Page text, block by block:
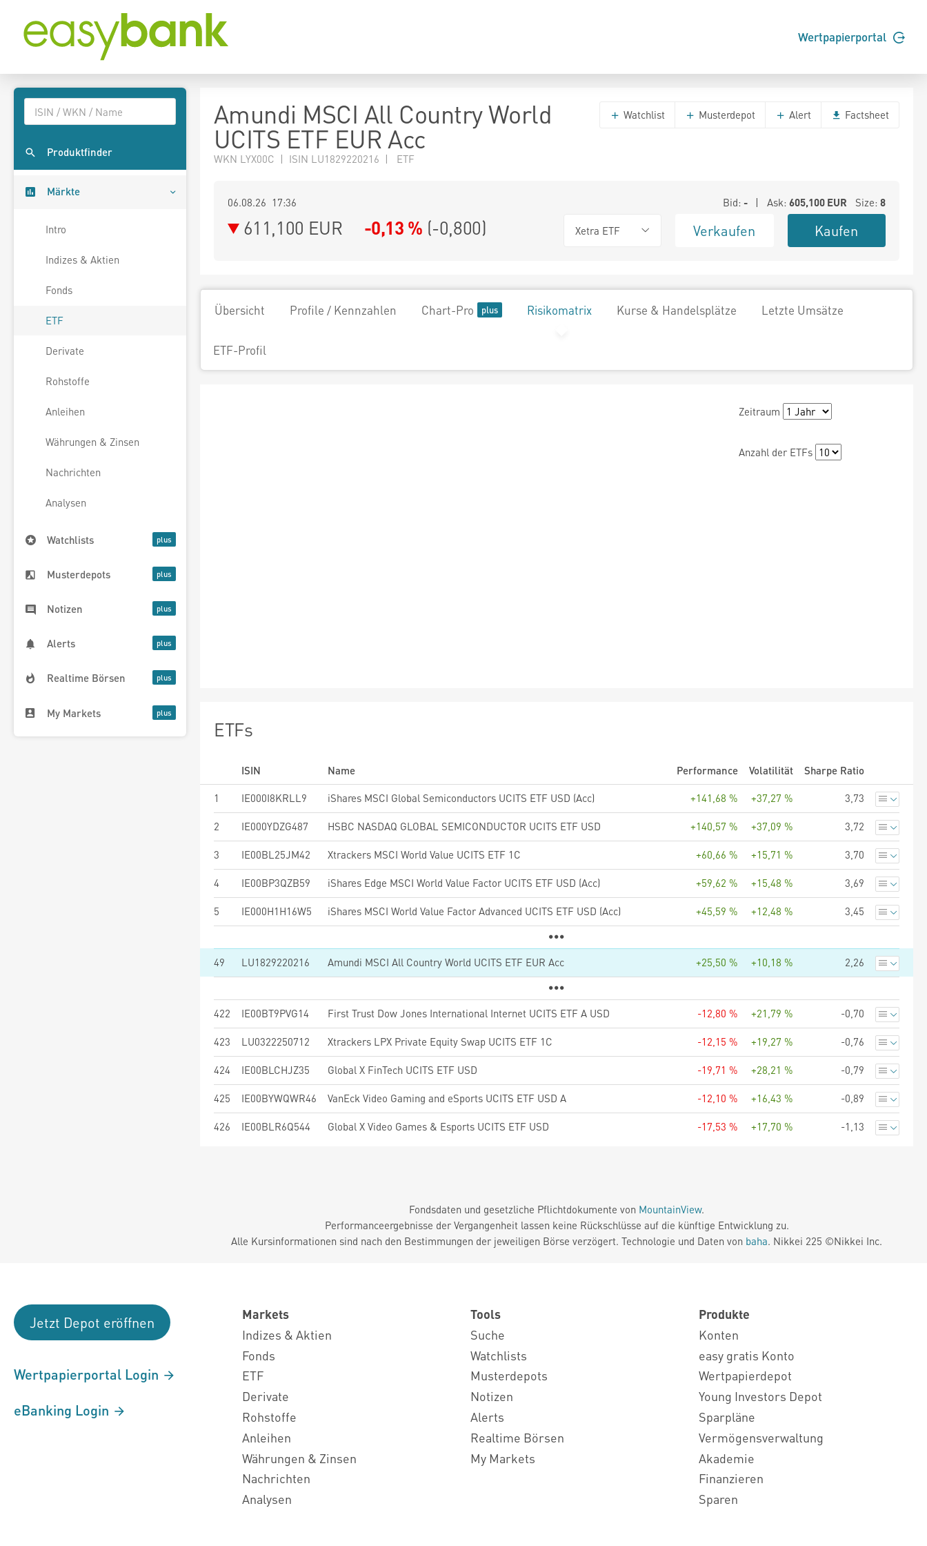
Wertpapierportal
Produktfinder
Märkte
Intro
Indizes & Aktien
Fonds
ETF
Derivate
Rohstoffe
Anleihen
Währungen & Zinsen
Nachrichten
Analysen
Watchlists
Musterdepots
Notizen
Alerts
Realtime Börsen
My Markets
Amundi MSCI All Country World
UCITS ETF EUR Acc
WKN LYX00C | ISIN LU1829220216 | ETF
Watchlist Musterdepot Alert Factsheet
06.08.26 17:36 Bid: - | Ask: 605,100EUR Size: 8
611,100 EUR -0,13 % (-0,800) Xetra ETF Verkaufen Kaufen
Übersicht Profile / Kennzahlen Chart-Pro Risikomatrix Kurse & Handelsplätze Letzte Umsätze
ETF-Profil
Zeitraum
Anzahl der ETFs
ETFs
ISIN Name Performance Volatilität
Sharpe Ratio
1
IE000I8KRLL9 iShares MSCI Global Semiconductors UCITS ETF USD (Acc) +141,68 % +37,27 % 3,73
2 IE000YDZG487 HSBC NASDAQ GLOBAL SEMICONDUCTOR UCITS ETF USD +140,57 % +37,09 % 3,72
3 IE00BL25JM42 Xtrackers MSCI World Value UCITS ETF 1C +60,66 % +15,71 % 3,70
4 IE00BP3QZB59 iShares Edge MSCI World Value Factor UCITS ETF USD (Acc) +59,62 % +15,48 % 3,69
5 IE000H1H16W5 iShares MSCI World Value Factor Advanced UCITS ETF USD (Acc) +45,59 % +12,48 % 3,45
49 LU1829220216 Amundi MSCI All Country World UCITS ETF EUR Acc +25,50 % +10,18 % 2,26
422 IE00BT9PVG14 First Trust Dow Jones International Internet UCITS ETF A USD -12,80 % +21,79 % -0,70
423 LU0322250712 Xtrackers LPX Private Equity Swap UCITS ETF 1C -12,15 % +19,27 % -0,76
424 IE00BLCHJZ35 Global X FinTech UCITS ETF USD -19,71 % +28,21 % -0,79
425 IE00BYWQWR46 VanEck Video Gaming and eSports UCITS ETF USD A -12,10 % +16,43 % -0,89
426 IE00BLR6Q544 Global X Video Games & Esports UCITS ETF USD -17,53 % +17,70 % -1,13
Fondsdaten und gesetzliche Pflichtdokumente von MountainView.
Performanceergebnisse der Vergangenheit lassen keine Rückschlüsse auf die künftige Entwicklung zu.
Alle Kursinformationen sind nach den Bestimmungen der jeweiligen Börse verzögert. Technologie und Daten von baha. Nikkei 225 ©Nikkei Inc.
Jetzt Depot eröffnen
Wertpapierportal Login
eBanking Login
Markets
Indizes & Aktien
Fonds
ETF
Derivate
Rohstoffe
Anleihen
Währungen & Zinsen
Nachrichten
Analysen
Tools
Suche
Watchlists
Musterdepots
Notizen
Alerts
Realtime Börsen
My Markets
Produkte
Konten
easy gratis Konto
Wertpapierdepot
Young Investors Depot
Sparpläne
Vermögensverwaltung
Akademie
Finanzieren
Sparen